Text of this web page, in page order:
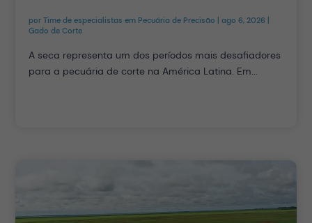
porTime de especialistas em Pecuária de Precisão |ago 6, 2026
Gado de Corte
A seca representa um dos períodos mais desafiadores
para a pecuária de corte na América Latina. Em...